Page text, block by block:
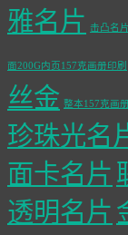
雅名片 击凸名片
面200G内页157克画册印刷
丝金 整本157克画
珍珠光名
面卡名片
透明名片